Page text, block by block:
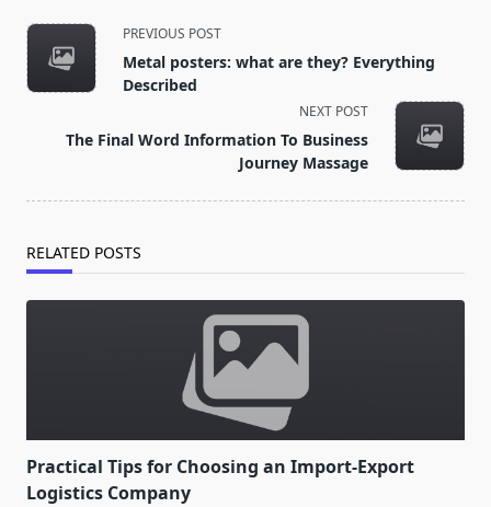
<span
class="nav-
subtitle
reader-
PREVIOUS POST
Metal posters: what are they? Everything
Described
NEXT POST
The Final Word Information To Business
Journey Massage
RELATED POSTS
Practical Tips for Choosing an Import-Export
Logistics Company